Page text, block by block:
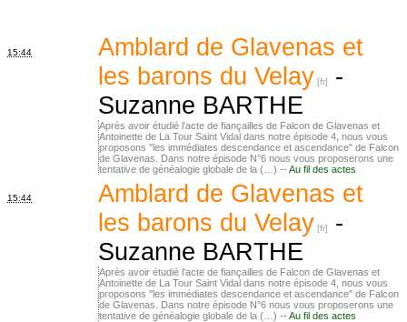
15:44
Amblard de Glavenas et
les barons du Velay
-
Suzanne BARTHE
Après avoir étudié l'acte de fiançailles de Falcon de Glavenas et
Antoinette de La Tour Saint Vidal dans notre épisode 4, nous vous
proposons "les immédiates descendance et ascendance" de Falcon
de Glavenas. Dans notre épisode N°6 nous vous proposerons une
tentative de généalogie globale de la (…) -- Au fil des actes
15:44
Amblard de Glavenas et
les barons du Velay
-
Suzanne BARTHE
Après avoir étudié l'acte de fiançailles de Falcon de Glavenas et
Antoinette de La Tour Saint Vidal dans notre épisode 4, nous vous
proposons "les immédiates descendance et ascendance" de Falcon
de Glavenas. Dans notre épisode N°6 nous vous proposerons une
tentative de généalogie globale de la (…) -- Au fil des actes